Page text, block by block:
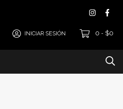
INICIAR SESIÓN 0 - $0